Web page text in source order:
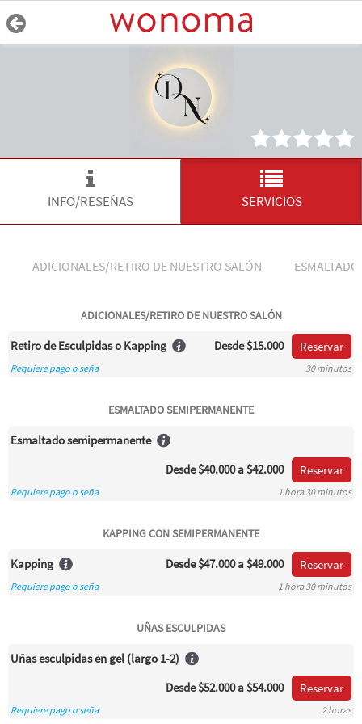
INFO/RESEÑAS SERVICIOS
ADICIONALES/RETIRO DE NUESTRO SALÓN
ADICIONALES/RETIRO DE NUESTRO SALÓN
Retiro de Esculpidas o Kapping Desde$15.000 Reservar
Requiere pago o seña 30 minutos
ESMALTADO SEMIPERMANENTE
Esmaltado semipermanente
Desde$40.000a $42.000 Reservar
Requiere pago o seña 1 hora 30 minutos
KAPPING CON SEMIPERMANENTE
Kapping Desde$47.000a $49.000 Reservar
Requiere pago o seña 1 hora 30 minutos
UÑAS ESCULPIDAS
Uñas esculpidas en gel (largo 1-2)
Desde$52.000a $54.000 Reservar
Requiere pago o seña 2 horas